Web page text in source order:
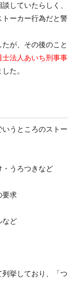
談していたらしく、
ーカー行為だと警
が、その後のこと
士法人あいち刑事事
た。
うところのストー
・うろつきなど
要求
など
列挙しており、「つ